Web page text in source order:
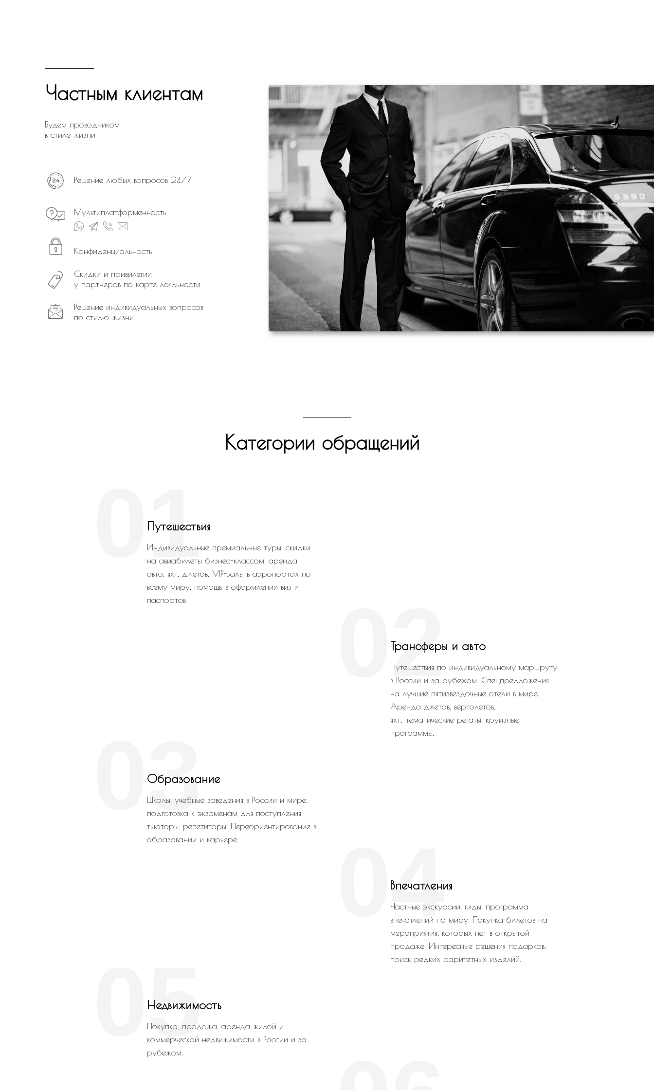
Частным клиентам
Решение любых вопросов 24/7
Мультиплатформенность
Конфиденциальность
Будем проводником
в стиле жизни
Скидки и привилегии
у партнеров по карте лояльности
Решение индивидуальных вопросов
по стилю жизни
Категории обращений
Путешествия
Индивидуальные премиальные туры, скидки
на авиабилеты бизнес-классом, аренда
авто, яхт, джетов, VIP-залы в аэропортах по
всему миру, помощь в оформлении виз и
паспортов
01
Трансферы и авто
Путешествия по индивидуальному маршруту
в России и за рубежом. Спецпредложения
на лучшие пятизвездочные отели в мире.
Аренда джетов, вертолетов,
яхт; тематические регаты, круизные
программы.
02
Образование
Школы, учебные заведения в России и мире,
подготовка к экзаменам для поступления,
тьюторы, репетиторы. Переориентирование в
образовании и карьере.
03
Впечатления
Частные экскурсии, гиды, программа
впечатлений по миру. Покупка билетов на
мероприятия, которых нет в открытой
продаже. Интересные решения подарков,
поиск редких раритетных изделий.
04
Недвижимость
Покупка, продажа, аренда жилой и
коммерческой недвижимости в России и за
рубежом.
05